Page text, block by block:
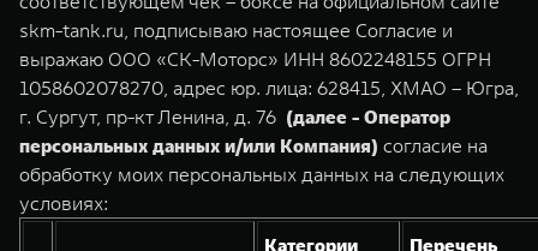
от 3 999 000 ₽ от 5 599 000 ₽
TANK 500
Веди за собой
TANK 700
Сила признания
ПОКУПКА АВТОМОБИЛЯ
TANK Финансы
Корпоративным клиентам
TANK ФИНАНСЫ
Калькулятор ТО
Нулевое ТО
Сервис
Специальные предложения
Моторные масла
skm-tank.ru, подписываю настоящее Согласие и
выражаю ООО «СК-Моторс» ИНН 8602248155 ОГРН
1058602078270, адрес юр. лица: 628415, ХМАО – Югра,
г. Сургут, пр-кт Ленина, д. 76 (далее - Оператор
персональных данных и/или Компания) согласие на
обработку моих персональных данных на следующих
условиях:
Категории
Перечень